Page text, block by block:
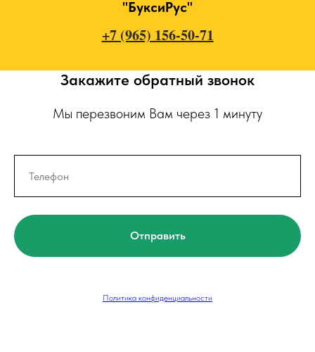
"БуксиРус"
+7 (965) 156-50-71
Закажите обратный звонок
Мы перезвоним Вам через 1 минуту
Отправить
Политика конфиденциальности